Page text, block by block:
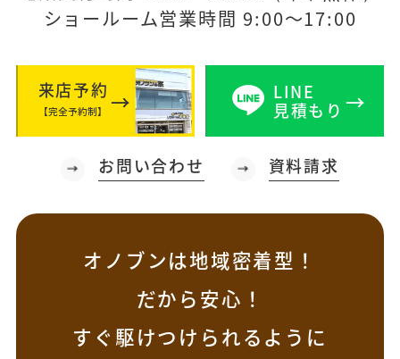
ショールーム営業時間 9:00～17:00
来店予約
【完全予約制】
LINE
見積もり
お問い合わせ 資料請求
オノブンは地域密着型！
だから安心！
すぐ駆けつけられるように